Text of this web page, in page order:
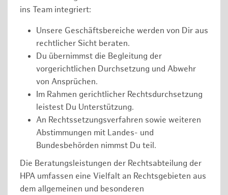
ins Team integriert:
Unsere Geschäftsbereiche werden von Dir aus
rechtlicher Sicht beraten.
Du übernimmst die Begleitung der
vorgerichtlichen Durchsetzung und Abwehr
von Ansprüchen.
Im Rahmen gerichtlicher Rechtsdurchsetzung
leistest Du Unterstützung.
An Rechtssetzungsverfahren sowie weiteren
Abstimmungen mit Landes- und
Bundesbehörden nimmst Du teil.
Die Beratungsleistungen der Rechtsabteilung der
HPA umfassen eine Vielfalt an Rechtsgebieten aus
dem allgemeinen und besonderen